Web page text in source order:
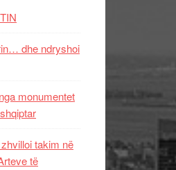
dhe ndryshoi
monumentet
takim në
të